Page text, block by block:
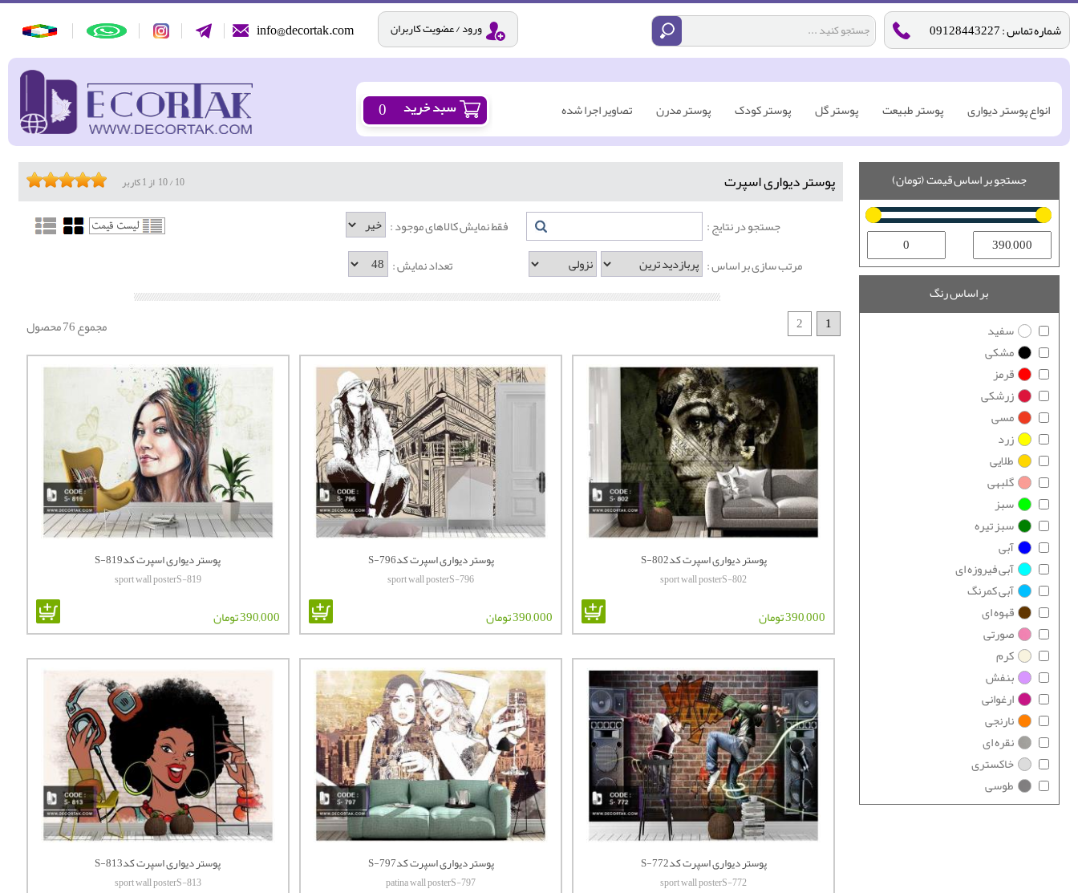
شماره تماس : 09128443227 info@decortak.com ورود / عضویت کاربران
انواع پوستر دیواری پوستر طبیعت پوستر گل پوستر کودک پوستر مدرن تصاویر اجرا شده 0
جستجو بر اساس قیمت (تومان)
بر اساس رنگ
سفید
مشکی
قرمز
زرشکی
مسی
زرد
طلایی
گلبهی
سبز
سبز تیره
آبی
آبی فیروزه ای
آبی کمرنگ
قهوه ای
صورتی
کرم
بنفش
ارغوانی
نارنجی
نقره ای
خاکستری
طوسی
پوستر دیواری اسپرت 10/10 از1کاربر
جستجو در نتایج :
فقط نمایش کالاهای موجود :
مرتب سازی بر اساس :
تعداد نمایش :
1
2 مجموع 76 محصول
پوستر دیواری اسپرت کدS-802
sport wall posterS-802
390,000 تومان
پوستر دیواری اسپرت کدS-796
sport wall posterS-796
390,000 تومان
پوستر دیواری اسپرت کدS-819
sport wall posterS-819
390,000 تومان
پوستر دیواری اسپرت کدS-772
sport wall posterS-772
پوستر دیواری اسپرت کدS-797
patina wall posterS-797
پوستر دیواری اسپرت کدS-813
sport wall posterS-813